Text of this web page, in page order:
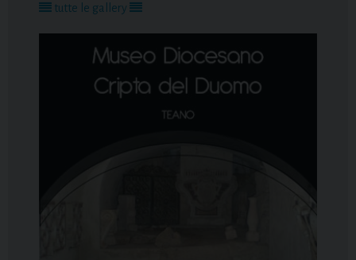
tutte le gallery